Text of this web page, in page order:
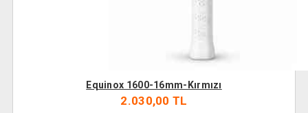
Equinox 1600-16mm-Kırmızı
2.030,00 TL